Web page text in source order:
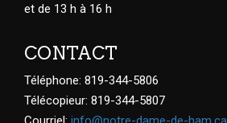
et de 13 h à 16 h
CONTACT
Téléphone: 819-344-5806
Télécopieur: 819-344-5807